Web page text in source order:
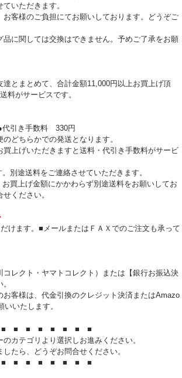
いただきます。
お客様のご負担にてお願いしております。どうぞご
に関しては交換はできません。予めご了承をお願
達とまとめて、合計金額11,000円以上お買上げ頂
料がサービスです。
引き手数料 330円
どちらかでの発送となります。
買上げいただきますと送料・代引き手数料がサービ
別途送料をご連絡させていただきます。
買上げ金額にかかわらず別途送料をお願いしてお
ください。
けます。■メールまたはＦＡＸでのご注文も承って
コレクト・ヤマトコレクト）または【銀行お振込決
お客様は、代金引換のクレジット決済またはAmazo
いたします。
■ ■ ■ ■ ■ ■ ■
カテゴリより選択しお進みください。
たら、どうぞお問合せください。
■ ■ ■ ■ ■ ■ ■